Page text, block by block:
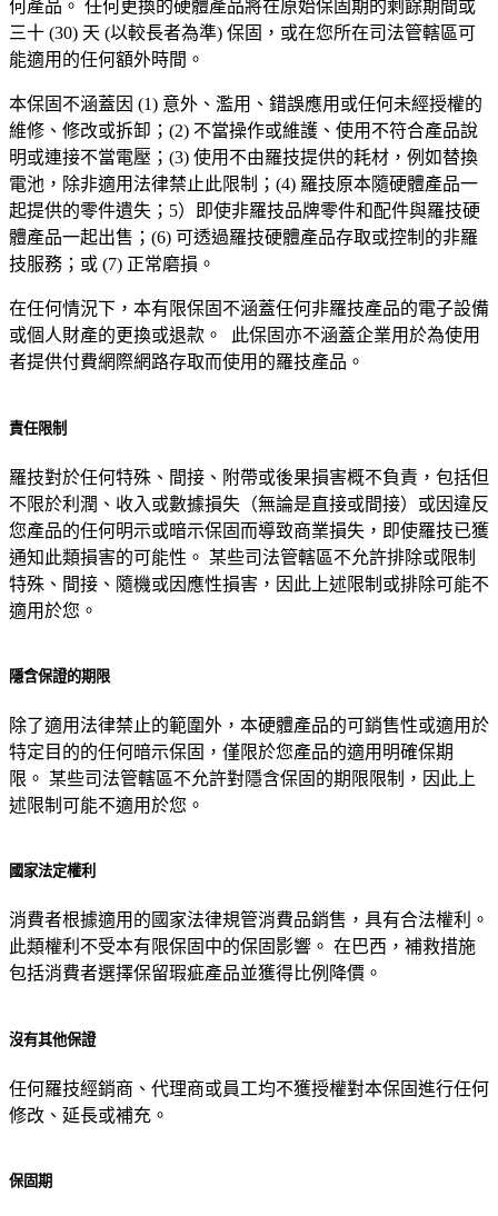
何產品。 任何更換的硬體產品將在原始保固期的剩餘期間或
三十 (30) 天 (以較長者為準) 保固，或在您所在司法管轄區可
能適用的任何額外時間。
本保固不涵蓋因 (1) 意外、濫用、錯誤應用或任何未經授權的
維修、修改或拆卸；(2) 不當操作或維護、使用不符合產品說
明或連接不當電壓；(3) 使用不由羅技提供的耗材，例如替換
電池，除非適用法律禁止此限制；(4) 羅技原本隨硬體產品一
起提供的零件遺失；5）即使非羅技品牌零件和配件與羅技硬
體產品一起出售；(6) 可透過羅技硬體產品存取或控制的非羅
技服務；或 (7) 正常磨損。
在任何情況下，本有限保固不涵蓋任何非羅技產品的電子設備
或個人財產的更換或退款。 此保固亦不涵蓋企業用於為使用
者提供付費網際網路存取而使用的羅技產品。
責任限制
羅技對於任何特殊、間接、附帶或後果損害概不負責，包括但
不限於利潤、收入或數據損失（無論是直接或間接）或因違反
您產品的任何明示或暗示保固而導致商業損失，即使羅技已獲
通知此類損害的可能性。 某些司法管轄區不允許排除或限制
特殊、間接、隨機或因應性損害，因此上述限制或排除可能不
適用於您。
隱含保證的期限
除了適用法律禁止的範圍外，本硬體產品的可銷售性或適用於
特定目的的任何暗示保固，僅限於您產品的適用明確保期
限。 某些司法管轄區不允許對隱含保固的期限限制，因此上
述限制可能不適用於您。
國家法定權利
消費者根據適用的國家法律規管消費品銷售，具有合法權利。
此類權利不受本有限保固中的保固影響。 在巴西，補救措施
包括消費者選擇保留瑕疵產品並獲得比例降價。
沒有其他保證
任何羅技經銷商、代理商或員工均不獲授權對本保固進行任何
修改、延長或補充。
保固期